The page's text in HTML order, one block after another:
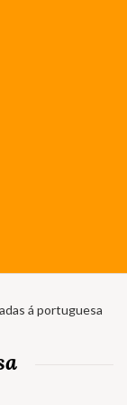
á portuguesa